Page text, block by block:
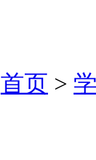
首页 >